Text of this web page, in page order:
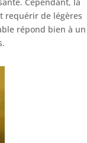
requérir de légères
répond bien à un